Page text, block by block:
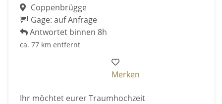
Coppenbrügge
Gage: auf Anfrage
Antwortet binnen 8h
ca. 77 km entfernt
Merken
Ihr möchtet eurer Traumhochzeit